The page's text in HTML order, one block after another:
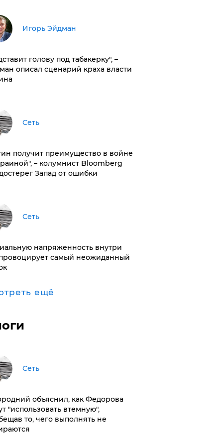
Игорь Эйдман
голову под табакерку", –
описал сценарий краха власти
Сеть
получит преимущество в войне
– колумнист Bloomberg
Запад от ошибки
Сеть
напряженность внутри
самый неожиданный
ещё
Сеть
объяснил, как Федорова
"использовать втемную",
то, чего выполнять не